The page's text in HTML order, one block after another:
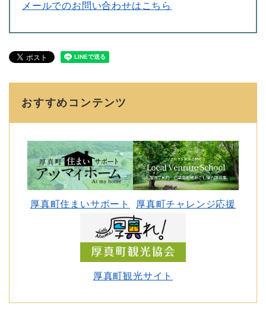
メールでのお問い合わせはこちら
おすすめコンテンツ
厚真町住まいサポート 厚真町チャレンジ応援
厚真町観光サイト